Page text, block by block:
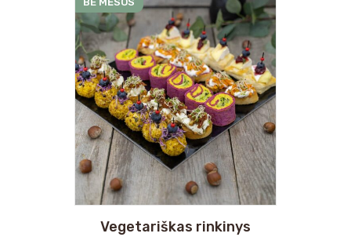
Vegetariškas rinkinys